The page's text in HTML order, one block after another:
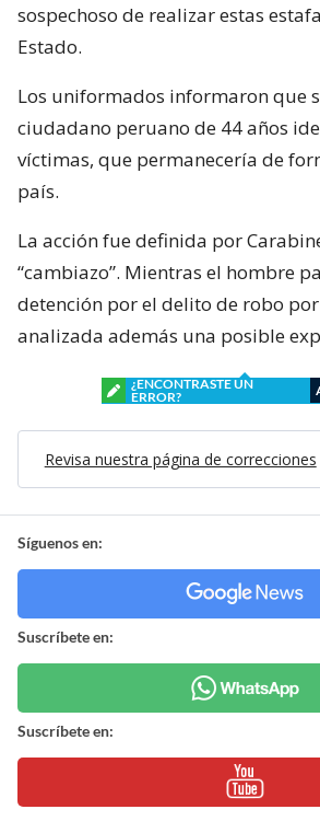
sospechoso de realizar estas
Estado.
Los uniformados informaron que
ciudadano peruano de 44 años
víctimas, que permanecería de
país.
La acción fue definida por
“cambiazo”. Mientras el hombre
detención por el delito de robo
analizada además una posible
¿ENCONTRASTE UN
ERROR?
Revisa nuestra página de correcciones
Síguenos en:
Suscríbete en:
Suscríbete en: